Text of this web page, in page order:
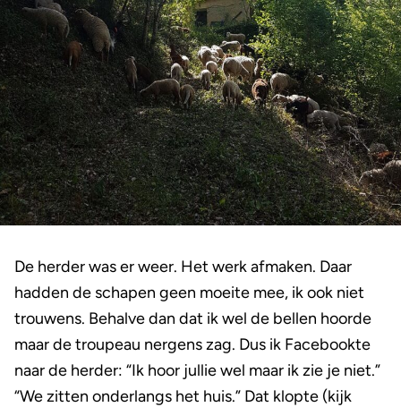
De herder was er weer. Het werk afmaken. Daar
hadden de schapen geen moeite mee, ik ook niet
trouwens. Behalve dan dat ik wel de bellen hoorde
maar de troupeau nergens zag. Dus ik Facebookte
naar de herder: “Ik hoor jullie wel maar ik zie je niet.”
“We zitten onderlangs het huis.” Dat klopte (kijk